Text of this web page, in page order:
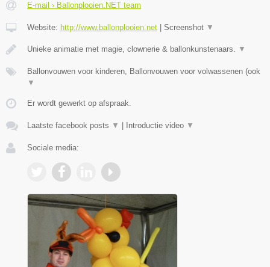
E-mail › Ballonplooien.NET team
Website: http://www.ballonplooien.net Screenshot ▼
Unieke animatie met magie, clownerie & ballonkunstenaars. ▼
Ballonvouwen voor kinderen, Ballonvouwen voor volwassenen (ook
▼
Er wordt gewerkt op afspraak.
Laatste facebook posts ▼ Introductie video ▼
Sociale media: